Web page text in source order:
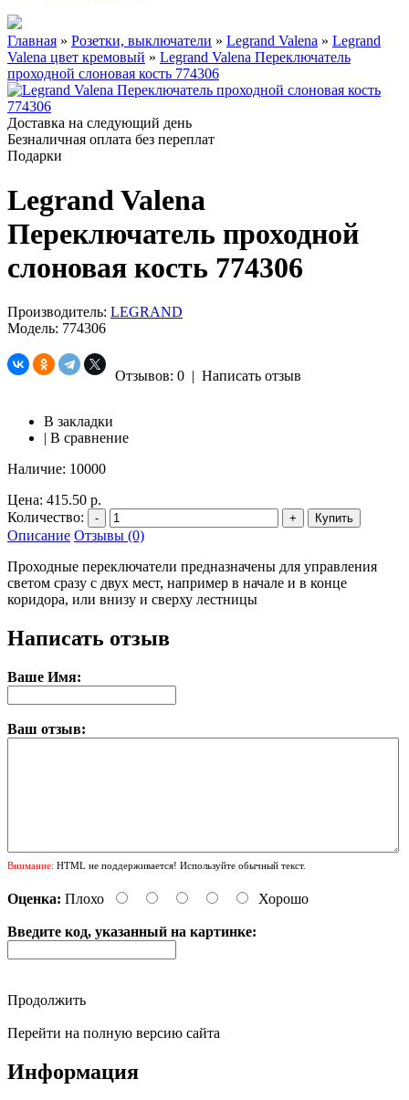
Главная » Розетки, выключатели » Legrand Valena » Legrand
Valena цвет кремовый » Legrand Valena Переключатель
проходной слоновая кость 774306
Доставка на следующий день
Безналичная оплата без переплат
Подарки
Legrand Valena
Переключатель проходной
слоновая кость 774306
Производитель: LEGRAND
Модель: 774306
Отзывов: 0 | Написать отзыв
В закладки
| В сравнение
Наличие: 10000
Цена: 415.50 р.
Количество:
- + Купить
Описание Отзывы (0)
Проходные переключатели предназначены для управления
светом сразу с двух мест, например в начале и в конце
коридора, или внизу и сверху лестницы
Написать отзыв
Ваше Имя:
Ваш отзыв:
Внимание: HTML не поддерживается! Используйте обычный текст.
Оценка: Плохо Хорошо
Введите код, указанный на картинке:
Продолжить
Перейти на полную версию сайта
Информация